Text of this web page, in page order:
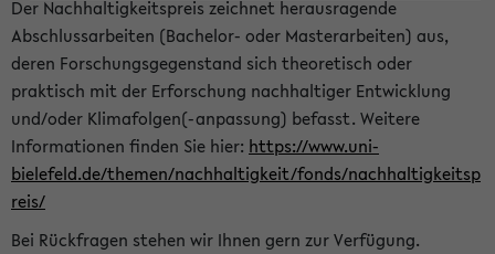
Der Nachhaltigkeitspreis zeichnet herausragende
Abschlussarbeiten (Bachelor- oder Masterarbeiten) aus,
deren Forschungsgegenstand sich theoretisch oder
praktisch mit der Erforschung nachhaltiger Entwicklung
und/oder Klimafolgen(-anpassung) befasst. Weitere
Informationen finden Sie hier: https://www.uni-
bielefeld.de/themen/nachhaltigkeit/fonds/nachhaltigkeitsp
reis/
Bei Rückfragen stehen wir Ihnen gern zur Verfügung.